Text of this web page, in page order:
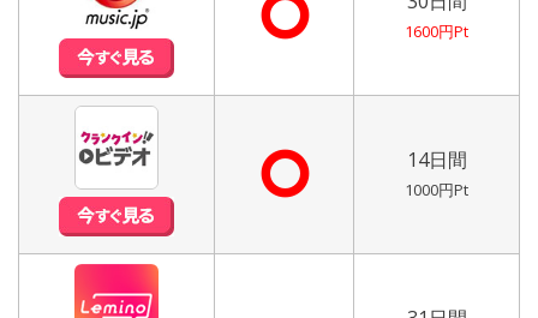
1600円Pt
⭘ 14日間
1000円Pt